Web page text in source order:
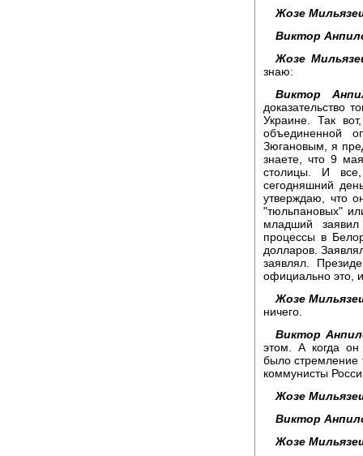
Жозе
Виктор
Жозе
знаю:
Виктор
доказательство
Украине. Так
объединенной
Зюгановым, я
знаете, что 9
столицы. И
сегодняшний
утверждаю, что
"тюльпановых"
младший
процессы в
долларов.
заявлял.
официально это,
Жозе
ничего.
Виктор
этом. А когда он
было стремление
коммунисты
Жозе
Виктор
Жозе